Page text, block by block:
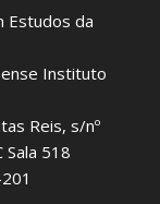
Estudos da
Instituto
Reis, s/nº
Sala 518